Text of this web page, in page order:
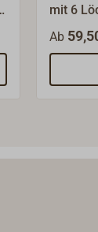
mit 6
mit
Ab